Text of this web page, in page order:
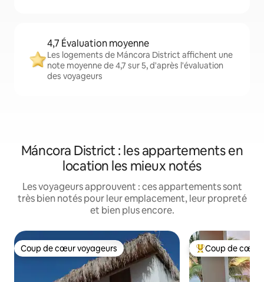
4,7 Évaluation moyenne
Les logements de Máncora District affichent une
note moyenne de 4,7 sur 5, d'après l'évaluation
des voyageurs
Máncora District : les appartements en
location les mieux notés
Les voyageurs approuvent : ces appartements sont
très bien notés pour leur emplacement, leur propreté
et bien plus encore.
Coup de cœur voyageurs
Coup de cœur voyageurs Coups de cœur
Coup de cœur